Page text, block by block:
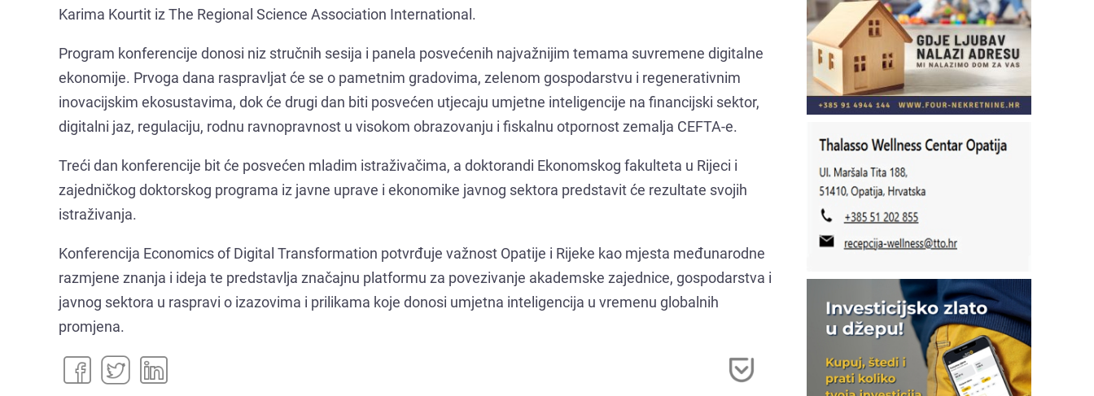
Karima Kourtit iz The Regional Science Association International.
Program konferencije donosi niz stručnih sesija i panela posvećenih najvažnijim temama suvremene digitalne
ekonomije. Prvoga dana raspravljat će se o pametnim gradovima, zelenom gospodarstvu i regenerativnim
inovacijskim ekosustavima, dok će drugi dan biti posvećen utjecaju umjetne inteligencije na financijski sektor,
digitalni jaz, regulaciju, rodnu ravnopravnost u visokom obrazovanju i fiskalnu otpornost zemalja CEFTA-e.
Treći dan konferencije bit će posvećen mladim istraživačima, a doktorandi Ekonomskog fakulteta u Rijeci i
zajedničkog doktorskog programa iz javne uprave i ekonomike javnog sektora predstavit će rezultate svojih
istraživanja.
Konferencija Economics of Digital Transformation potvrđuje važnost Opatije i Rijeke kao mjesta međunarodne
razmjene znanja i ideja te predstavlja značajnu platformu za povezivanje akademske zajednice, gospodarstva i
javnog sektora u raspravi o izazovima i prilikama koje donosi umjetna inteligencija u vremenu globalnih
promjena.